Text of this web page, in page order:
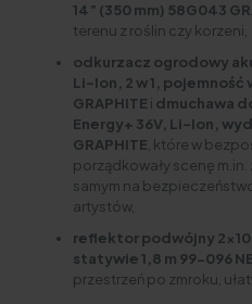
14” (350 mm) 58G043
terenu z roślin czy korzeni,
odkurzacz ogrodowy
Li-Ion, 2 w 1, pojemność
GRAPHITE i dmuchawa
Energy+ 36V, Li-Ion,
GRAPHITE , które w
porządkowały scenę
samym na
artystów,
reflektor podwójny
statywie 1,8 m 99-096
przestrzeń po zmroku,